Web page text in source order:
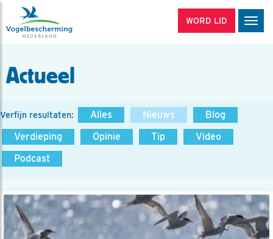
WORD LID
Actueel
Verfijn resultaten: Alles Nieuws
Blog
Verdieping
Opinie Tip
Video
Podcast